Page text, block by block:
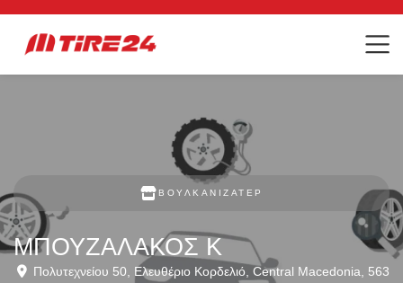
ΒΟΥΛΚΑΝΙΖΑΤΈΡ
ΜΠΟΥΖΑΛΑΚΟΣ Κ
Πολυτεχνείου 50 Ελευθέριο Κορδελιό Central Macedonia
563